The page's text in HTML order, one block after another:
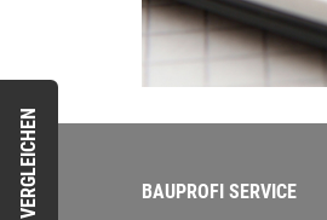
VERGLEICHEN BAUPROFI SERVICE